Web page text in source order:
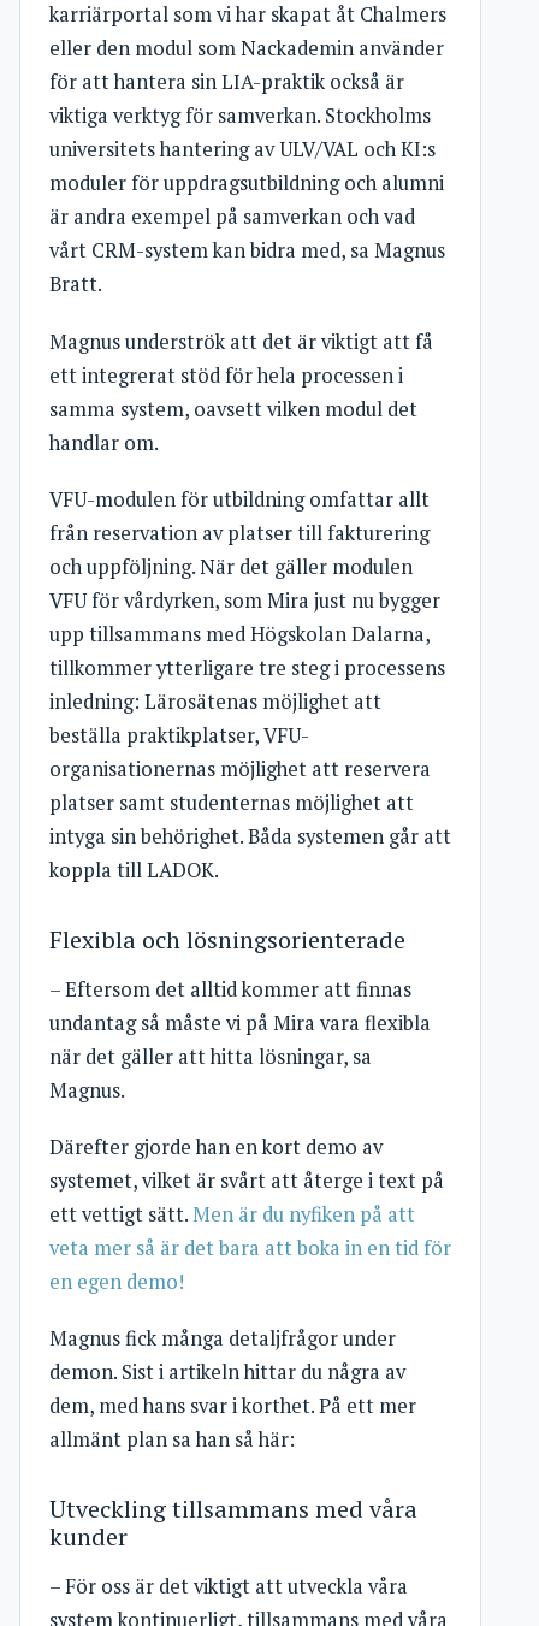
karriärportal som vi har skapat åt Chalmers
eller den modul som Nackademin använder
för att hantera sin LIA-praktik också är
viktiga verktyg för samverkan. Stockholms
universitets hantering av ULV/VAL och KI:s
moduler för uppdragsutbildning och alumni
är andra exempel på samverkan och vad
vårt CRM-system kan bidra med, sa Magnus
Bratt.
Magnus underströk att det är viktigt att få
ett integrerat stöd för hela processen i
samma system, oavsett vilken modul det
handlar om.
VFU-modulen för utbildning omfattar allt
från reservation av platser till fakturering
och uppföljning. När det gäller modulen
VFU för vårdyrken, som Mira just nu bygger
upp tillsammans med Högskolan Dalarna,
tillkommer ytterligare tre steg i processens
inledning: Lärosätenas möjlighet att
beställa praktikplatser, VFU-
organisationernas möjlighet att reservera
platser samt studenternas möjlighet att
intyga sin behörighet. Båda systemen går att
koppla till LADOK.
Flexibla och lösningsorienterade
– Eftersom det alltid kommer att finnas
undantag så måste vi på Mira vara flexibla
när det gäller att hitta lösningar, sa
Magnus.
Därefter gjorde han en kort demo av
systemet, vilket är svårt att återge i text på
ett vettigt sätt.Men är du nyfiken på att
veta mer så är det bara att boka in en tid för
en egen demo!
Magnus fick många detaljfrågor under
demon. Sist i artikeln hittar du några av
dem, med hans svar i korthet. På ett mer
allmänt plan sa han så här:
Utveckling tillsammans med våra
kunder
– För oss är det viktigt att utveckla våra
system kontinuerligt, tillsammans med våra